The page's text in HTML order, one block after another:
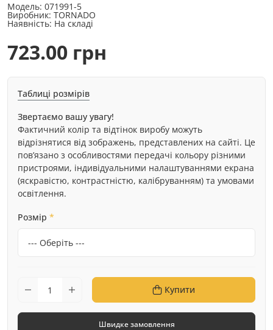
Модель: 071991-5
Виробник: TORNADO
Наявність: На складі
723.00 грн
Таблиці розмірів
Звертаємо вашу увагу!
Фактичний колір та відтінок виробу можуть
відрізнятися від зображень, представлених на сайті. Це
пов’язано з особливостями передачі кольору різними
пристроями, індивідуальними налаштуваннями екрана
(яскравістю, контрастністю, калібруванням) та умовами
освітлення.
Розмір *
Купити
Швидке замовлення